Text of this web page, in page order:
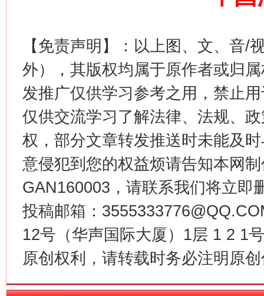
【免责声明】：以上图、文、音/
外），其版权均属于原作者或归
发推广仅供学习参考之用，禁止
仅供交流学习了解法律、法规、
权，部分文章转发推送时未能及
意侵犯到您的权益烦请告知本网
GAN160003，请联系我们将立即
投稿邮箱：
12号（华声国际大厦）1层 1 2 1
原创权利，请转载时务必注明原
在谋一域中谋全局
今
习近平的博鳌关键词
魏明